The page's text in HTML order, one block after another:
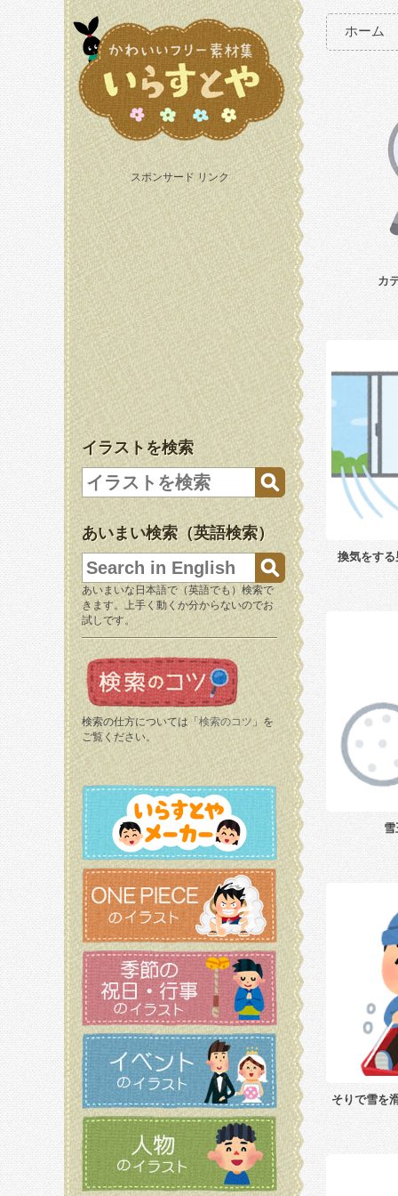
スポンサード リンク
イラストを検索
あいまい検索（英語検索）
あいまいな日本語で（英語でも）検索で
きます。上手く動くか分からないのでお
試しです。
検索の仕方については「 検索のコツ 」を
ご覧ください。
ホーム
カ
換気をす
そりで雪を